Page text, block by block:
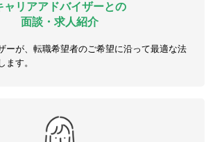
ャリアアドバイザーとの
面談・求人紹介
ーが、転職希望者のご希望に沿って最適な法
ます。